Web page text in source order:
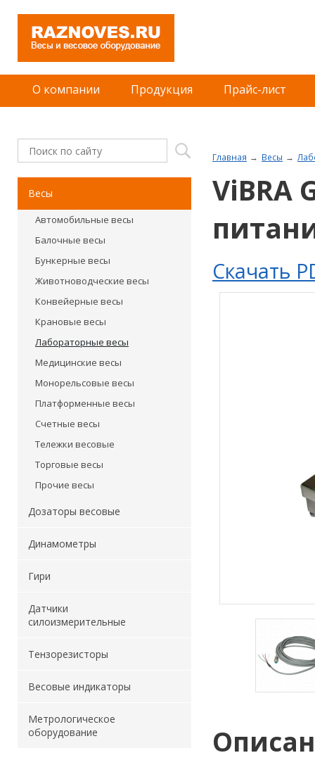
О компании Продукция Прайс-лист
Главная Весы
ViBRA
Скачать
Весы
Автомобильные весы
Балочные весы
Бункерные весы
Животноводческие весы
Конвейерные весы
Крановые весы
Лабораторные весы
Медицинские весы
Монорельсовые весы
Платформенные весы
Счетные весы
Тележки весовые
Торговые весы
Прочие весы
Дозаторы весовые
Динамометры
Гири
Датчики
силоизмерительные
Тензорезисторы
Весовые индикаторы
Метрологическое
оборудование